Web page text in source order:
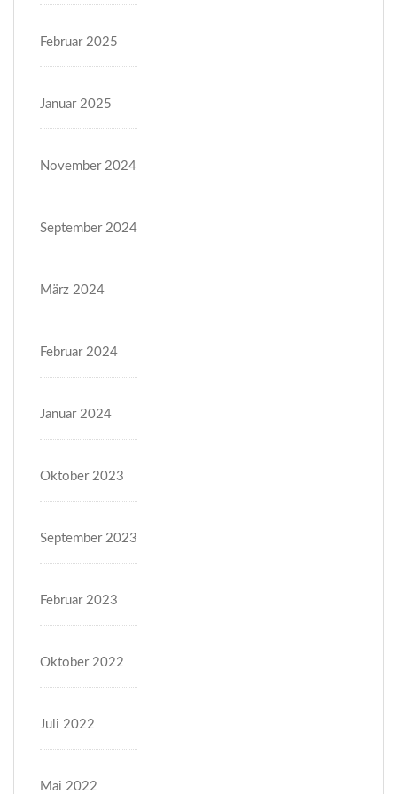
Februar 2025
Januar 2025
November 2024
September 2024
März 2024
Februar 2024
Januar 2024
Oktober 2023
September 2023
Februar 2023
Oktober 2022
Juli 2022
Mai 2022